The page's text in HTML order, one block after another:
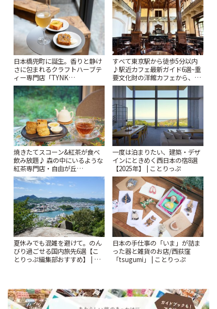
日本橋兜町に誕生。香りと静け
さに包まれるクラフトハーブテ
ィー専門店「TYNK
Kabutocho」 | ことりっぷ
すべて東京駅から徒歩5分以内
♪駅近カフェ最新ガイド6選~重
要文化財の洋館カフェから、改
札すぐのレトロ喫茶まで~ | こと
りっぷ
焼きたてスコーン&紅茶が食べ
飲み放題♪ 森の中にいるような
紅茶専門店・自由が丘
「YOTSUBA TEA」でのんびり
時間 | ことりっぷ
一度は泊まりたい、建築・デザ
インにときめく西日本の宿8選
【2025年】 | ことりっぷ
夏休みでも混雑を避けて。のん
びり過ごせる国内旅先6選【こ
とりっぷ編集部おすすめ】 | こ
日本の手仕事の「いま」が詰ま
った器と雑貨のお店/西荻窪
「tsugumi」 | ことりっぷ